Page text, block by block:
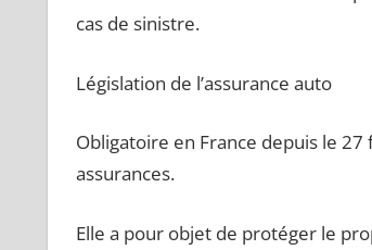
cas de sinistre.
Législation de l’assurance auto
Obligatoire en France depuis le
assurances.
Elle a pour objet de protéger le